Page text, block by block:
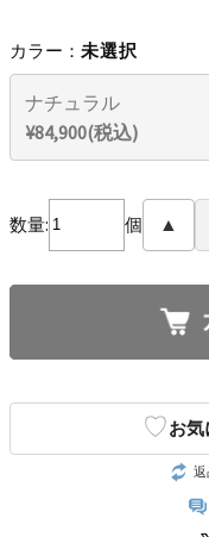
カラー： 未選択
ナチュラル
¥84,900(税込)
数量: 個 ▲
♡お
返